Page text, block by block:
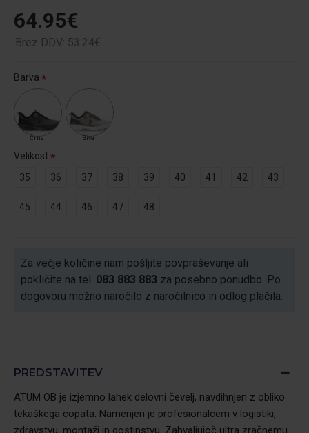
64.95€
Brez DDV: 53.24€
Barva
Črna Siva
Velikost
35
36 37 38 39 40 41 42 43
45 44 46 47 48
Za večje količine nam pošljite povpraševanje ali
pokličite na tel. 083 883 883 za posebno ponudbo. Po
dogovoru možno naročilo z naročilnico in odlog plačila.
PREDSTAVITEV
ATUM OB je izjemno lahek delovni čevelj, navdihnjen z obliko
tekaškega copata. Namenjen je profesionalcem v logistiki,
zdravstvu, montaži in gostinstvu. Zahvaljujoč ultra zračnemu